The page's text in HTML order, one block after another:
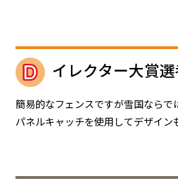
イレクター大賞
簡易的なフェンスですが雪国ならで
パネルキャッチを使用してデザイン